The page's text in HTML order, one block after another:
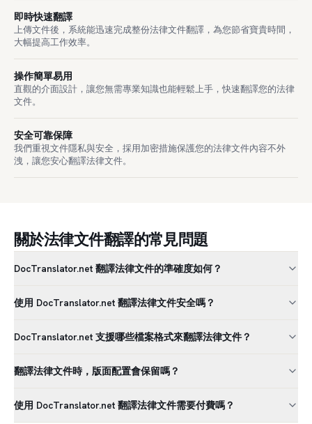
即時快速翻譯
上傳文件後，系統能迅速完成整份法律文件翻譯，為您節省寶貴時間，
大幅提高工作效率。
操作簡單易用
直觀的介面設計，讓您無需專業知識也能輕鬆上手，快速翻譯您的法律
文件。
安全可靠保障
我們重視文件隱私與安全，採用加密措施保護您的法律文件內容不外
洩，讓您安心翻譯法律文件。
關於法律文件翻譯的常見問題
DocTranslator.net 翻譯法律文件的準確度如何？
使用 DocTranslator.net 翻譯法律文件安全嗎？
DocTranslator.net 支援哪些檔案格式來翻譯法律文件？
翻譯法律文件時，版面配置會保留嗎？
使用 DocTranslator.net 翻譯法律文件需要付費嗎？